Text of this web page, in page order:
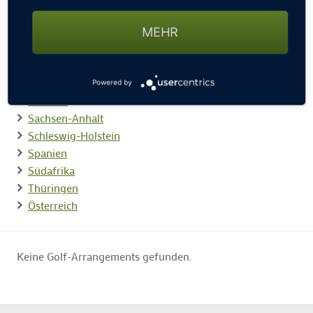
Mecklenburg-Vorpommern
Rheinland-Pfalz
Sachsen-Anhalt
Schleswig-Holstein
Spanien
Südafrika
Thüringen
Österreich
Keine Golf-Arrangements gefunden.
MEHR
Powered by